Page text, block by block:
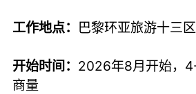
工作地点： 巴黎环亚旅游十三
开始时间： 2026年8月开始，
商量